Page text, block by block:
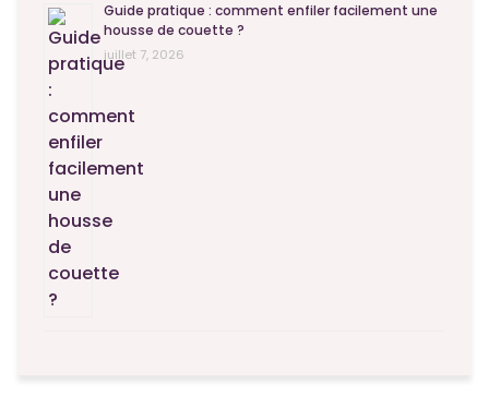
Guide pratique : comment enfiler facilement une
housse de couette ?
juillet 7, 2026